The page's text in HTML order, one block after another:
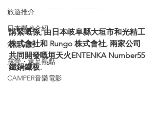
旅遊推介
日本營地介紹
潮流玩樂
露營・遠足熱點
CAMPER音樂電影
講緊嘅係, 由日本岐阜縣大垣市和光精工
株式會社和 Rungo 株式會社, 兩家公司
共同開發嘅垣天火ENTENKA Number55
鐵鍋鐵板.